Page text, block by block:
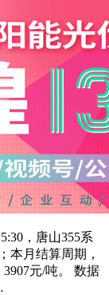
，唐山355系
本月结算周期，
元/吨。 数据